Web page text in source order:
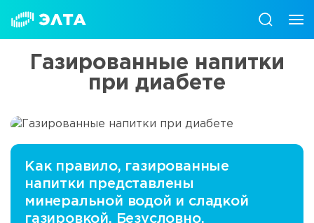
Газированные напитки
при диабете
Как правило, газированные
напитки представлены
минеральной водой и сладкой
газировкой. Безусловно,